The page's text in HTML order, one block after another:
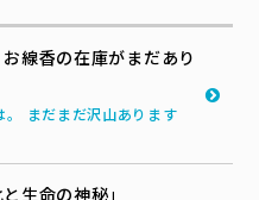
線香の在庫がまだあり
まだまだ沢山あります
生命の神秘」